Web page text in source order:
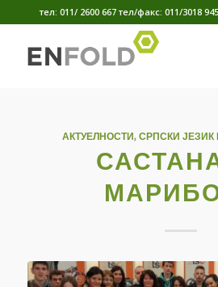
тел: 011/ 2600 667 тел/факс: 011/3018
АКТУЕЛНОСТИ, СРПСКИ